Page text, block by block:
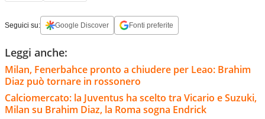
Seguici su: Google Discover Fonti preferite
Leggi anche:
Milan, Fenerbahce pronto a chiudere per Leao: Brahim
Diaz può tornare in rossonero
Calciomercato: la Juventus ha scelto tra Vicario e Suzuki,
Milan su Brahim Diaz, la Roma sogna Endrick